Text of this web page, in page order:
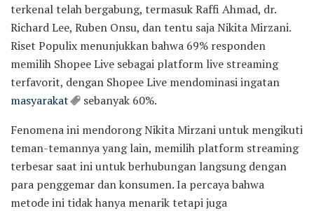
terkenal telah bergabung, termasuk Raffi Ahmad, dr.
Richard Lee, Ruben Onsu, dan tentu saja Nikita Mirzani.
Riset Populix menunjukkan bahwa 69% responden
memilih Shopee Live sebagai platform live streaming
terfavorit, dengan Shopee Live mendominasi ingatan
masyarakat
sebanyak 60%.
Fenomena ini mendorong Nikita Mirzani untuk mengikuti
teman-temannya yang lain, memilih platform streaming
terbesar saat ini untuk berhubungan langsung dengan
para penggemar dan konsumen. Ia percaya bahwa
metode ini tidak hanya menarik tetapi juga